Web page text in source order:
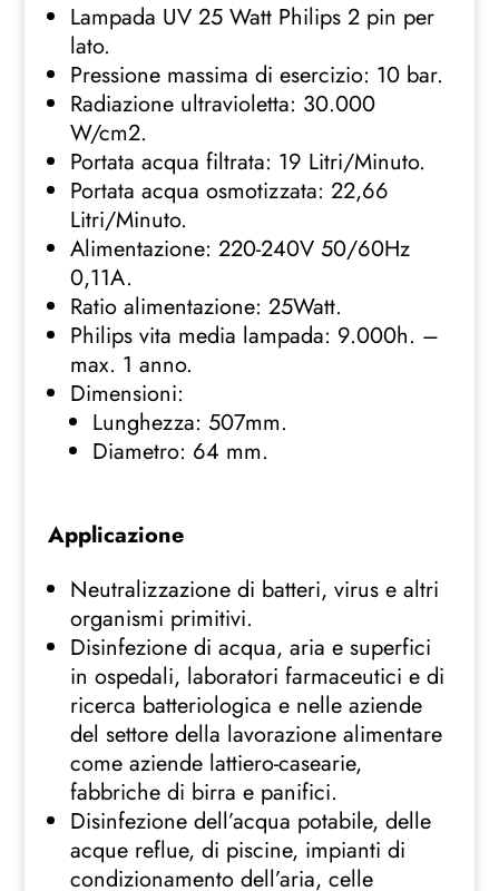
Lampada UV 25 Watt Philips 2 pin per
lato.
Pressione massima di esercizio: 10 bar.
Radiazione ultravioletta: 30.000
W/cm2.
Portata acqua filtrata: 19 Litri/Minuto.
Portata acqua osmotizzata: 22,66
Litri/Minuto.
Alimentazione: 220-240V 50/60Hz
0,11A.
Ratio alimentazione: 25Watt.
Philips vita media lampada: 9.000h. –
max. 1 anno.
Dimensioni:
Lunghezza: 507mm.
Diametro: 64 mm.
Applicazione
Neutralizzazione di batteri, virus e altri
organismi primitivi.
Disinfezione di acqua, aria e superfici
in ospedali, laboratori farmaceutici e di
ricerca batteriologica e nelle aziende
del settore della lavorazione alimentare
come aziende lattiero-casearie,
fabbriche di birra e panifici.
Disinfezione dell’acqua potabile, delle
acque reflue, di piscine, impianti di
condizionamento dell’aria, celle